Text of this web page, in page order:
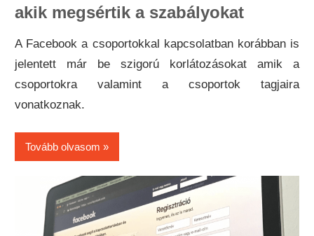
akik megsértik a szabályokat
A Facebook a csoportokkal kapcsolatban korábban is
jelentett már be szigorú korlátozásokat amik a
csoportokra valamint a csoportok tagjaira
vonatkoznak.
Tovább olvasom